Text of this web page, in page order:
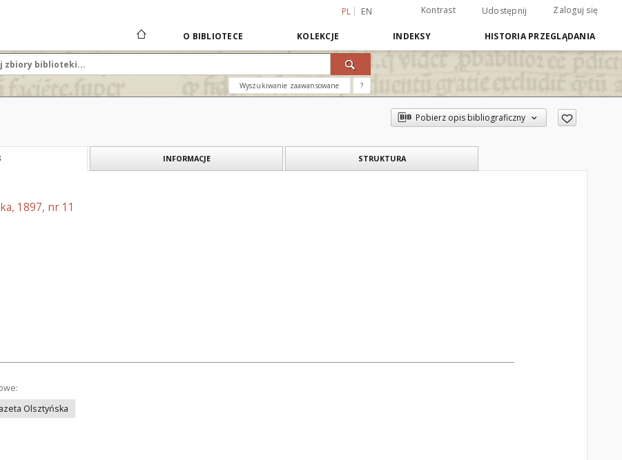
PL EN Kontrast Udostępnij Zaloguj się
O BIBLIOTECE KOLEKCJE INDEKSY HISTORIA PRZEGLĄDANIA
Wyszukiwanie zaawansowane ?
Pobierz opis bibliograficzny
INFORMACJE STRUKTURA
1897, nr 11
Olsztyńska